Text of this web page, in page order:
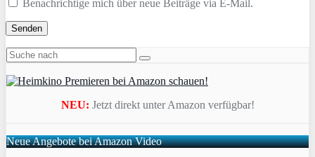
Benachrichtige mich über neue Beiträge via E-Mail.
NEU: Jetzt direkt unter Amazon verfügbar!
Neue Angebote bei Amazon Video